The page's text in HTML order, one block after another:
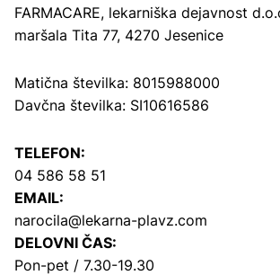
FARMACARE, lekarniška dejavnost
maršala Tita 77, 4270 Jesenice
Matična številka: 8015988000
Davčna številka: SI10616586
TELEFON:
04 586 58 51
EMAIL:
narocila@lekarna-plavz.com
DELOVNI ČAS:
Pon-pet / 7.30-19.30